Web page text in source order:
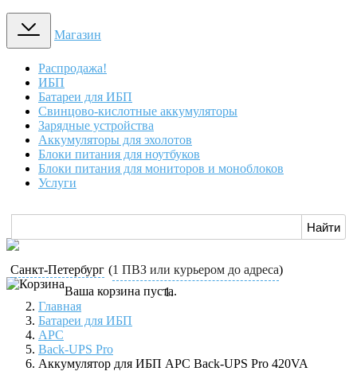
Магазин
Распродажа!
ИБП
Батареи для ИБП
Свинцово-кислотные аккумуляторы
Зарядные устройства
Аккумуляторы для эхолотов
Блоки питания для ноутбуков
Блоки питания для мониторов и моноблоков
Услуги
Санкт-Петербург (1 ПВЗ или курьером до адреса)
Ваша корзина пуста.
Главная
Батареи для ИБП
APC
Back-UPS Pro
Аккумулятор для ИБП APC Back-UPS Pro 420VA